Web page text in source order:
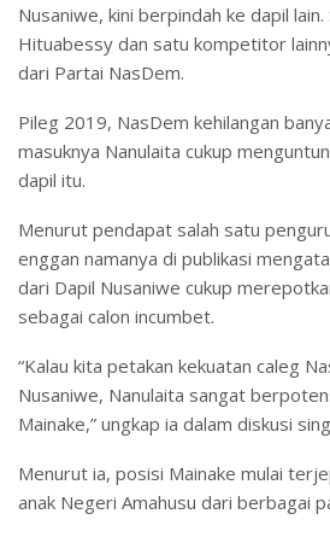
Nusaniwe, kini berpindah ke dapil
Hituabessy dan satu kompetitor
dari Partai NasDem.
Pileg 2019, NasDem kehilangan
masuknya Nanulaita cukup
dapil itu.
Menurut pendapat salah satu
enggan namanya di publikasi
dari Dapil Nusaniwe cukup
sebagai calon incumbet.
“Kalau kita petakan kekuatan caleg
Nusaniwe, Nanulaita sangat
Mainake,” ungkap ia dalam diskusi
Menurut ia, posisi Mainake mulai
anak Negeri Amahusu dari berbagai